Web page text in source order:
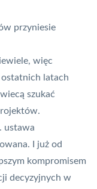
przyniesie
więc
latach
szukać
ustawa
I już od
kompromisem
decyzyjnych w